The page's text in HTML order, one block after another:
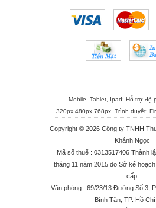
Mobile, Tablet, Ipad: Hỗ trợ độ
320px,480px,768px. Trình duyệt:
Copyright © 2026 Công ty TNHH
Khánh Ngọc
Mã số thuế : 0313517406 Thành
tháng 11 năm 2015 do Sở kế
cấp.
Văn phòng : 69/23/13 Đường Số 3,
Bình Tân, TP. Hồ